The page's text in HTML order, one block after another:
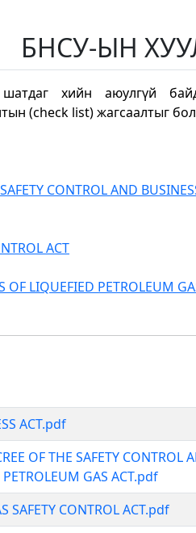
БНСУ-ЫН
хийн аюулгүй
(check list) жагсаалтыг
CONTROL AND
ACT
OF LIQUEFIED PETROLEUM
ACT.pdf
OF THE SAFETY CONTROL
GAS ACT.pdf
SAFETY CONTROL ACT.pdf